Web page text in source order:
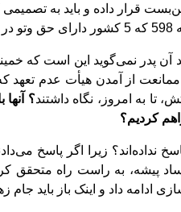
بست قرار داده و باید به
گوید این است که
ممانعت از آمدن هیأت عدم
داشتند؟
کردیم؟
نداده اند؟ زیرا اگر پاسخ می
پیشه، به راست راه متحقق
ادامه داد و اینک باز باید